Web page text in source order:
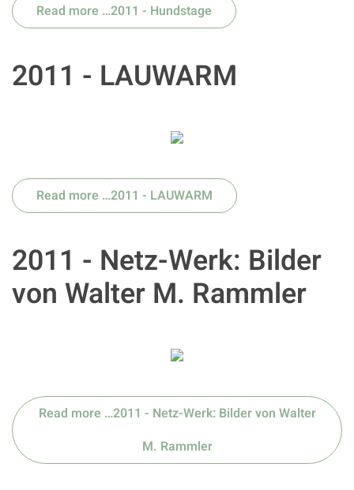
Read more …2011 - Hundstage
2011 - LAUWARM
Read more …2011 - LAUWARM
2011 - Netz-Werk: Bilder
von Walter M. Rammler
Read more …2011 - Netz-Werk: Bilder von Walter
M. Rammler